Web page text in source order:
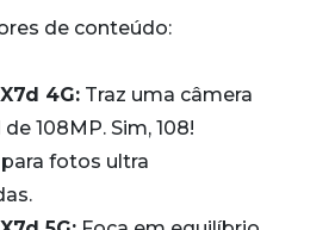
de conteúdo:
4G: Traz uma câmera
108MP. Sim, 108!
fotos ultra